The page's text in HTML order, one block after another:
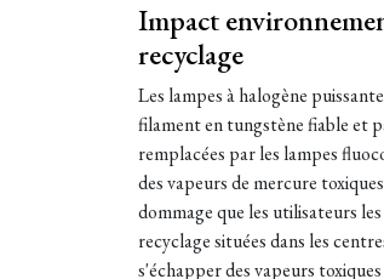
Impact
recyclage
Les lampes à halogène
filament en tungstène fiable et
remplacées par les lampes
des vapeurs de mercure
dommage que les utilisateurs
recyclage situées dans les
s'échapper des vapeurs